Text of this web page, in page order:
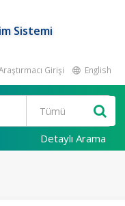
Sistemi
Girişi English
Detaylı Arama